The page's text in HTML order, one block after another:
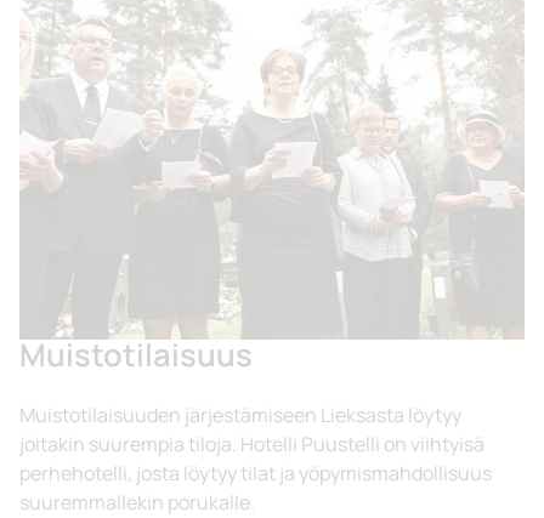
Muistotilaisuus
Muistotilaisuuden järjestämiseen Lieksasta löytyy
joitakin suurempia tiloja. Hotelli Puustelli on viihtyisä
perhehotelli, josta löytyy tilat ja yöpymismahdollisuus
suuremmallekin porukalle.